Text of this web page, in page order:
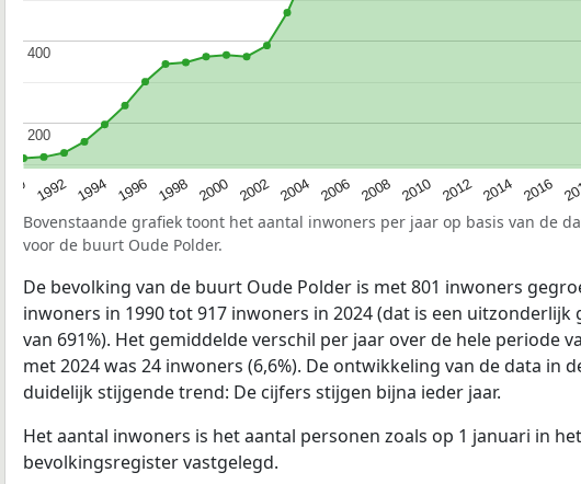
1992 1994 1996 1998 2000 2002 2004 2006 2008 2010 2012 2014 2016
200
200
400
400
Bovenstaande grafiek toont het aantal inwoners per jaar op basis van de
voor de buurt Oude Polder.
De bevolking van de buurt Oude Polder is met 801 inwoners
inwoners in 1990 tot 917 inwoners in 2024 (dat is een uitzonderlijk
van 691%). Het gemiddelde verschil per jaar over de hele periode
met 2024 was 24 inwoners (6,6%). De ontwikkeling van de data in
duidelijk stijgende trend: De cijfers stijgen bijna ieder jaar.
Het aantal inwoners is het aantal personen zoals op 1 januari in het
bevolkingsregister vastgelegd.